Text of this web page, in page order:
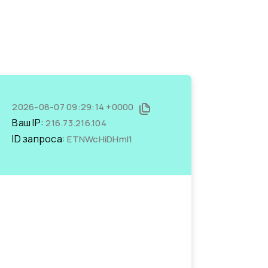
2026-08-07 09:29:14 +0000
Ваш IP:216.73.216.104
ID запроса:ETNWcHiDHmI1